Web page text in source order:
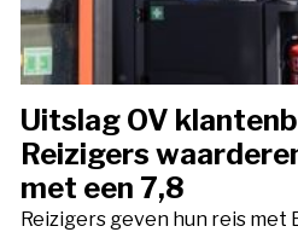
Uitslag OV
Reizigers
met een 7,8
Reizigers geven hun reis met